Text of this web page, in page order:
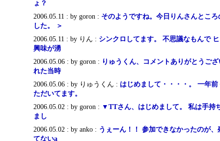
ょ？
2006.05.11 : by goron : そのようですね。今日りんさんとこ
した。 ＞
2006.05.11 : by りん : シンクロしてます。 不思議なもんで
興味が湧
2006.05.06 : by goron : りゅうくん、コメントありがとうご
れた当時
2006.05.06 : by りゅうくん : はじめまして・・・・。 一年
ただいてます。
2006.05.02 : by goron : ▼TTさん、はじめまして。 私は手持
まし
2006.05.02 : by anko : うぇーん！！ 参加できなかったのが
てないa